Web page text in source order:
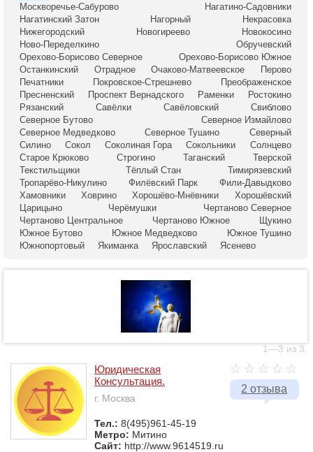
Москворечье-Сабурово
Нагатино-Садовники
Нагатинский Затон
Нагорный
Некрасовка
Нижегородский
Новогиреево
Новокосино
Ново-Переделкино
Обручевский
Орехово-Борисово Северное
Орехово-Борисово Южное
Останкинский
Отрадное Очаково-Матвеевское
Перово
Печатники
Покровское-Стрешнево
Преображенское
Пресненский
Проспект Вернадского Раменки
Ростокино
Рязанский
Савёлки Савёловский
Свиблово
Северное Бутово
Северное Измайлово
Северное Медведково
Северное Тушино
Северный
Силино
Сокол Соколиная Гора Сокольники
Солнцево
Старое Крюково
Строгино Таганский
Тверской
Текстильщики
Тёплый Стан
Тимирязевский
Тропарёво-Никулино
Филёвский Парк
Фили-Давыдково
Хамовники
Ховрино Хорошёво-Мнёвники
Хорошёвский
Царицыно
Черёмушки
Чертаново Северное
Чертаново Центральное
Чертаново Южное
Щукино
Южное Бутово
Южное Медведково
Южное Тушино
Южнопортовый
Якиманка Ярославский Ясенево
1—3 из 3.
2 отзыва
Юридическая
Консультация.
г. Москва
Тел.: 8(495)961-45-19
Метро: Митино
Сайт: http://www.9614519.ru